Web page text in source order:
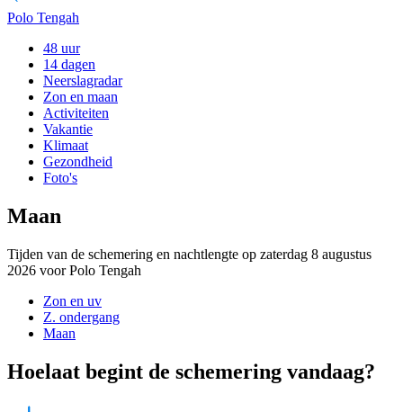
Polo Tengah
48 uur
14 dagen
Neerslagradar
Zon en maan
Activiteiten
Vakantie
Klimaat
Gezondheid
Foto's
Maan
Tijden van de schemering en nachtlengte op zaterdag 8 augustus
2026 voor Polo Tengah
Zon en uv
Z. ondergang
Maan
Hoelaat begint de schemering vandaag?